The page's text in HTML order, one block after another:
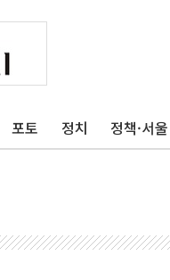
포토 정치 정책·서울